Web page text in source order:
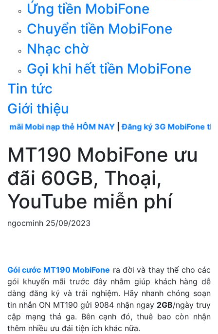
Ứng tiền MobiFone
Chuyển tiền MobiFone
Nhạc chờ
Gọi khi hết tiền MobiFone
Tin tức
Giới thiệu
nạp thẻ HÔM NAY|Đăng ký 3G MobiFone tháng----
MT190 MobiFone ưu
đãi 60GB, Thoại,
YouTube miễn phí
ngocminh 25/09/2023
Gói cước MT190 MobiFone ra đời và thay thế cho các
gói khuyến mãi trước đây nhằm giúp khách hàng dễ
dàng đăng ký và trải nghiệm. Hãy nhanh chóng soạn
tin nhắn ON MT190 gửi 9084 nhận ngay 2GB/ngày truy
cập mạng thả ga. Bên cạnh đó, thuê bao còn nhận
thêm nhiều ưu đái tiện ích khác nữa.